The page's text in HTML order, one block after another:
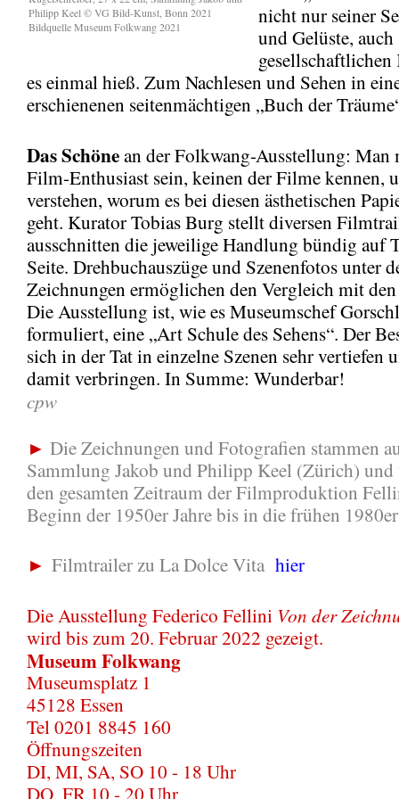
Philipp Keel © VG Bild-Kunst, Bonn 2021
Bildquelle Museum Folkwang 2021
nicht nur seiner
und Gelüste, auch
gesellschaftlichen
es einmal hieß. Zum Nachlesen und Sehen in
erschienenen seitenmächtigen „Buch der
DasSchönean der Folkwang-Ausstellung: Man
Film-Enthusiast sein, keinen der Filme kennen,
verstehen, worum es bei diesen ästhetischen
geht. Kurator Tobias Burg stellt diversen
ausschnitten die jeweilige Handlung bündig auf
Seite. Drehbuchauszüge und Szenenfotos unter
Zeichnungen ermöglichen den Vergleich mit
Die Ausstellung ist, wie es Museumschef
formuliert, eine „Art Schule des Sehens“. Der
sich in der Tat in einzelne Szenen sehr vertiefen
damit verbringen. In Summe: Wunderbar!
cpw
► Die Zeichnungen und Fotografien stammen
Sammlung Jakob und Philipp Keel (Zürich) und
den gesamten Zeitraum der Filmproduktion
Beginn der 1950er Jahre bis in die frühen
► Filmtrailer zu La Dolce Vita hier
Die Ausstellung Federico Fellini Von der
wird bis zum 20. Februar 2022 gezeigt.
Museum Folkwang
Museumsplatz 1
45128 Essen
Tel 0201 8845 160
Öffnungszeiten
DI, MI, SA, SO 10 - 18 Uhr
DO, FR 10 - 20 Uhr